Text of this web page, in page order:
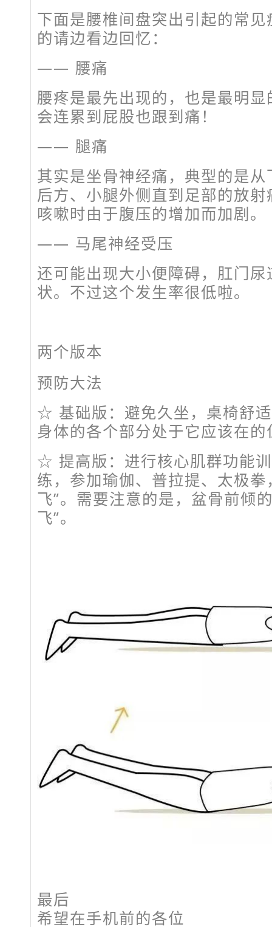
下面是腰椎间盘突出引起的常
的请边看边回忆：
—— 腰痛
腰疼是最先出现的，也是最明
会连累到屁股也跟到痛！
—— 腿痛
其实是坐骨神经痛，典型的是
后方、小腿外侧直到足部的放
咳嗽时由于腹压的增加而加剧。
—— 马尾神经受压
还可能出现大小便障碍，肛门
状。不过这个发生率很低啦。
两个版本
预防大法
☆ 基础版：避免久坐，桌椅舒
身体的各个部分处于它应该在的
☆ 提高版：进行核心肌群功能
练，参加瑜伽、普拉提、太极拳
飞”。需要注意的是，盆骨前倾
飞”。
最后
希望在手机前的各位